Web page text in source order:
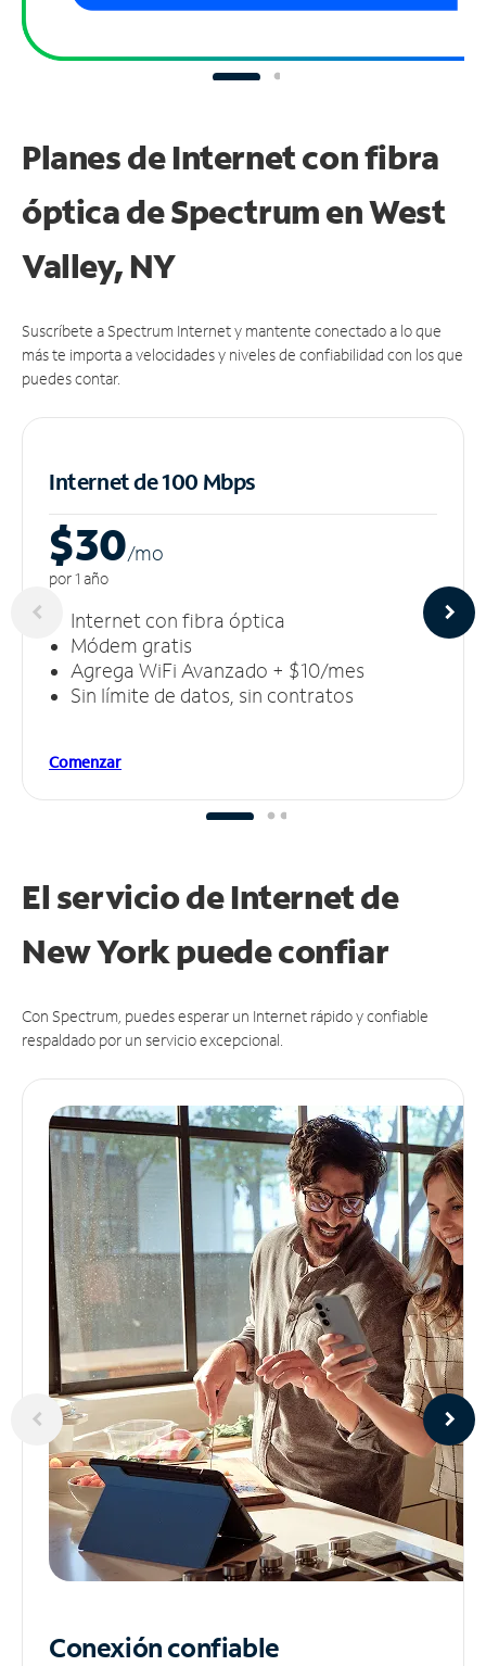
Planes de Internet con fibra
óptica de Spectrum en West
Valley, NY
Suscríbete a Spectrum Internet y mantente conectado a lo que
más te importa a velocidades y niveles de confiabilidad con los que
puedes contar.
Internet de 100 Mbps
$30/mo
por 1 año
Internet con fibra óptica
Módem gratis
Agrega WiFi Avanzado + $10/mes
Sin límite de datos, sin contratos
Comenzar
El servicio de Internet de
New York puedeconfiar
Con Spectrum, puedes esperar un Internet rápido y confiable
respaldado por un servicio excepcional.
Conexión confiable